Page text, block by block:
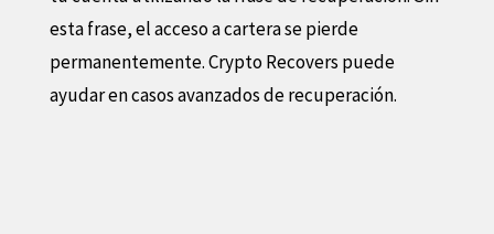
esta frase, el acceso a cartera se pierde
permanentemente. Crypto Recovers puede
ayudar en casos avanzados de recuperación.